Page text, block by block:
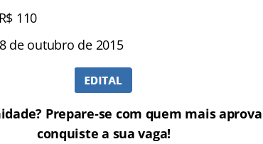
110
de outubro de 2015
Prepare-se com quem mais
conquiste a sua vaga!